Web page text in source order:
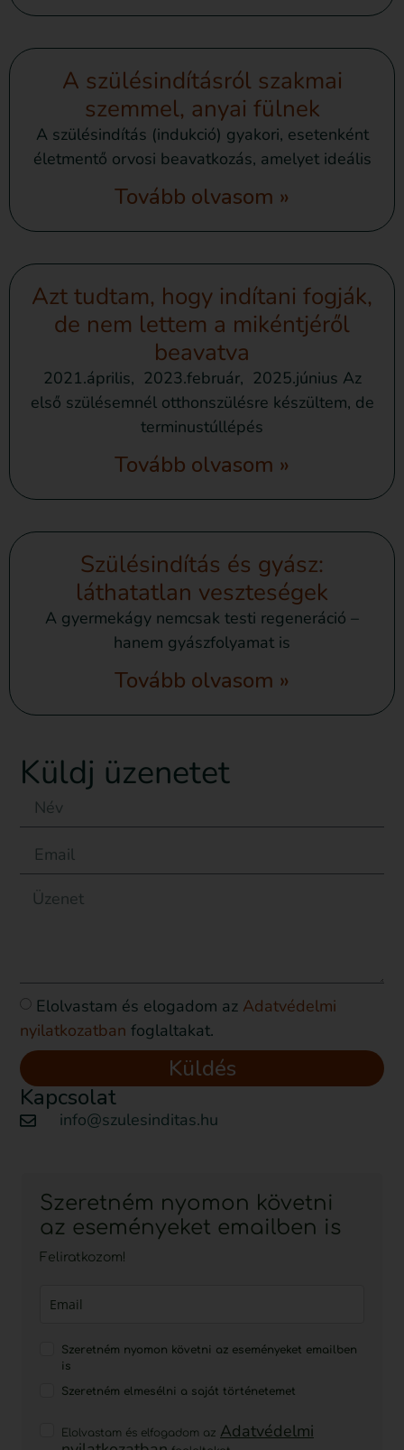
A szülésindításról szakmai
szemmel, anyai fülnek
A szülésindítás (indukció) gyakori, esetenként
életmentő orvosi beavatkozás, amelyet ideális
Tovább olvasom »
Azt tudtam, hogy indítani fogják,
de nem lettem a mikéntjéről
beavatva
2021.április, 2023.február, 2025.június Az
első szülésemnél otthonszülésre készültem, de
terminustúllépés
Tovább olvasom »
Szülésindítás és gyász:
láthatatlan veszteségek
A gyermekágy nemcsak testi regeneráció –
hanem gyászfolyamat is
Tovább olvasom »
Küldj üzenetet
Elolvastam és elogadom az Adatvédelmi
nyilatkozatban foglaltakat.
Küldés
Kapcsolat
info@szulesinditas.hu
Szeretném nyomon követni
az eseményeket emailben is
Feliratkozom!
Szeretném nyomon követni az eseményeket emailben
is
Szeretném elmesélni a saját történetemet
Elolvastam és elfogadom az Adatvédelmi